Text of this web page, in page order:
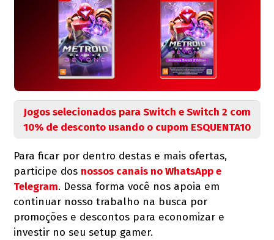
Jogos selecionados para Switch e Switch 2 com
10% de desconto usando o cupom ESQUENTA10
Para ficar por dentro destas e mais ofertas,
participe dos nossos canais no WhatsApp e
Telegram. Dessa forma você nos apoia em
continuar nosso trabalho na busca por
promoções e descontos para economizar e
investir no seu setup gamer.